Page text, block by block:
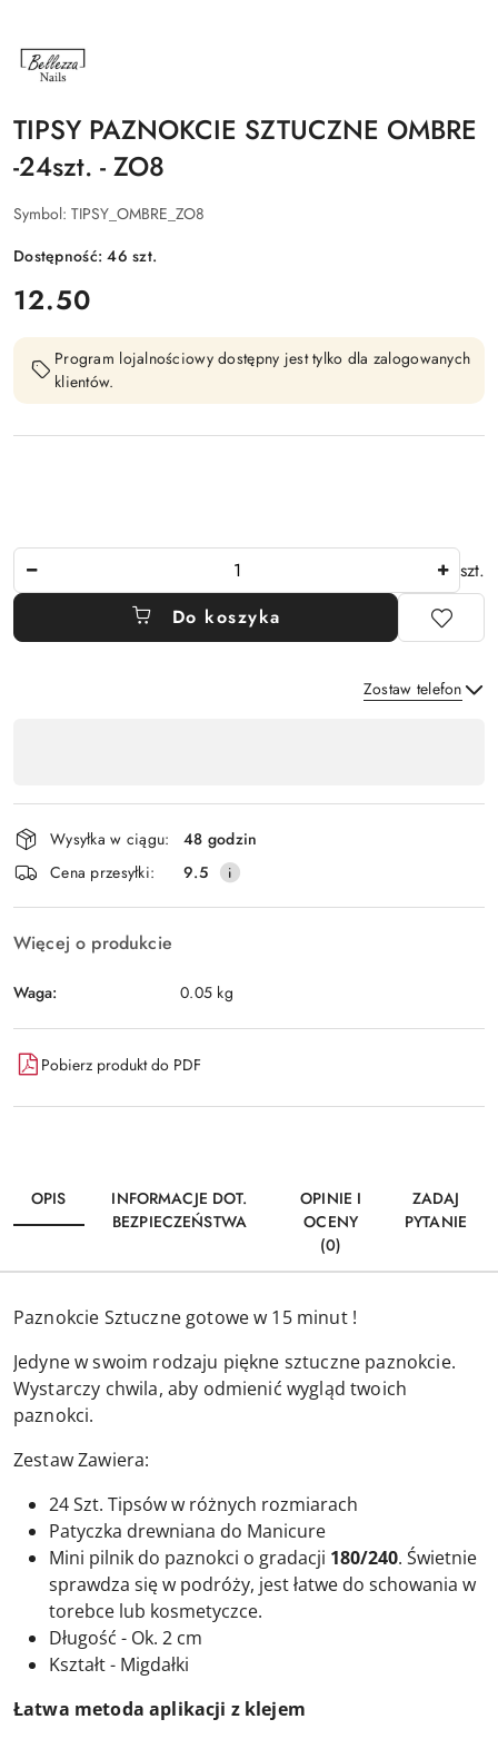
NAZWA
PRODUCENTA:
BELLEZZA
TIPSY PAZNOKCIE SZTUCZNE OMBRE
-24szt. - ZO8
Symbol: TIPSY_OMBRE_ZO8
Dostępność:46szt.
cena:
12.50
Program lojalnościowy dostępny jest tylko dla zalogowanych
klientów.
szt.
Do koszyka
Zostaw telefon
płatność
i
dostawa
Wysyłka w ciągu:
48 godzin
Cena przesyłki:
9.5
Więcej o produkcie
Waga: 0.05 kg
Pobierz produkt do PDF
OPIS
INFORMACJE DOT.
BEZPIECZEŃSTWA
OPINIE I
OCENY
(0)
ZADAJ
PYTANIE
Paznokcie Sztuczne gotowe w 15 minut !
Jedyne w swoim rodzaju piękne sztuczne paznokcie.
Wystarczy chwila, aby odmienić wygląd twoich
paznokci.
Zestaw Zawiera:
24 Szt. Tipsów w różnych rozmiarach
Patyczka drewniana do Manicure
Mini pilnik do paznokci o gradacji 180/240. Świetnie
sprawdza się w podróży, jest łatwe do schowania w
torebce lub kosmetyczce.
Długość - Ok. 2 cm
Kształt - Migdałki
Łatwa metoda aplikacji z klejem